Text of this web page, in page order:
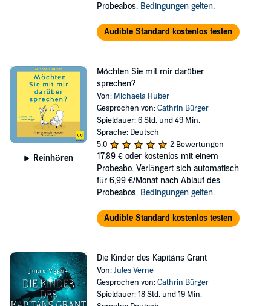
Probeabos. Bedingungen gelten.
Audible Standard kostenlos testen
Reinhören
Möchten Sie mit mir darüber
sprechen?
Von: Michaela Huber
Gesprochen von:Cathrin Bürger
Spieldauer: 6 Std. und 49 Min.
Sprache: Deutsch
5,0
2 Bewertungen
17,89 € oder kostenlos mit einem
Probeabo. Verlängert sich automatisch
für 6,99 €/Monat nach Ablauf des
Probeabos. Bedingungen gelten.
Audible Standard kostenlos testen
Die Kinder des Kapitäns Grant
Von:Jules Verne
Gesprochen von:Cathrin Bürger
Spieldauer: 18 Std. und 19 Min.